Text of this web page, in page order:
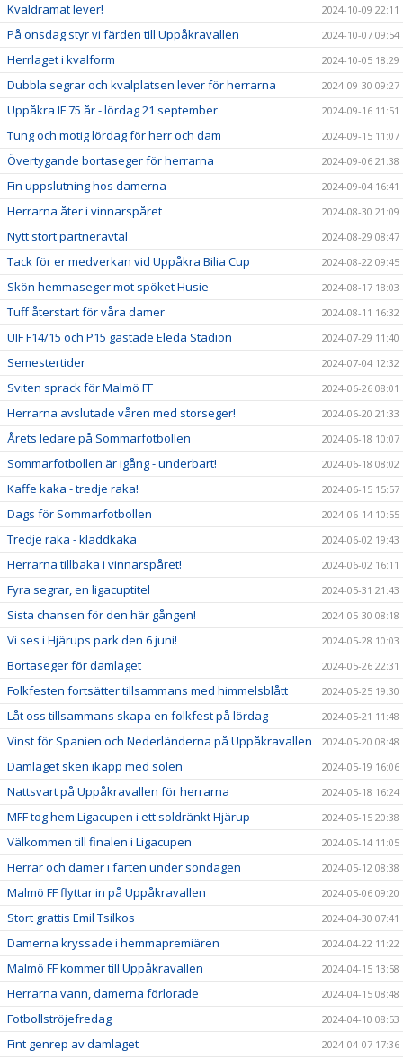
Kvaldramat lever! 2024-10-09 22:11
På onsdag styr vi färden till Uppåkravallen 2024-10-07 09:54
Herrlaget i kvalform 2024-10-05 18:29
Dubbla segrar och kvalplatsen lever för herrarna 2024-09-30 09:27
Uppåkra IF 75 år - lördag 21 september 2024-09-16 11:51
Tung och motig lördag för herr och dam 2024-09-15 11:07
Övertygande bortaseger för herrarna 2024-09-06 21:38
Fin uppslutning hos damerna 2024-09-04 16:41
Herrarna åter i vinnarspåret 2024-08-30 21:09
Nytt stort partneravtal 2024-08-29 08:47
Tack för er medverkan vid Uppåkra Bilia Cup 2024-08-22 09:45
Skön hemmaseger mot spöket Husie 2024-08-17 18:03
Tuff återstart för våra damer 2024-08-11 16:32
UIF F14/15 och P15 gästade Eleda Stadion 2024-07-29 11:40
Semestertider 2024-07-04 12:32
Sviten sprack för Malmö FF 2024-06-26 08:01
Herrarna avslutade våren med storseger! 2024-06-20 21:33
Årets ledare på Sommarfotbollen 2024-06-18 10:07
Sommarfotbollen är igång - underbart! 2024-06-18 08:02
Kaffe kaka - tredje raka! 2024-06-15 15:57
Dags för Sommarfotbollen 2024-06-14 10:55
Tredje raka - kladdkaka 2024-06-02 19:43
Herrarna tillbaka i vinnarspåret! 2024-06-02 16:11
Fyra segrar, en ligacuptitel 2024-05-31 21:43
Sista chansen för den här gången! 2024-05-30 08:18
Vi ses i Hjärups park den 6 juni! 2024-05-28 10:03
Bortaseger för damlaget 2024-05-26 22:31
Folkfesten fortsätter tillsammans med himmelsblått 2024-05-25 19:30
Låt oss tillsammans skapa en folkfest på lördag 2024-05-21 11:48
Vinst för Spanien och Nederländerna på Uppåkravallen 2024-05-20 08:48
Damlaget sken ikapp med solen 2024-05-19 16:06
Nattsvart på Uppåkravallen för herrarna 2024-05-18 16:24
MFF tog hem Ligacupen i ett soldränkt Hjärup 2024-05-15 20:38
Välkommen till finalen i Ligacupen 2024-05-14 11:05
Herrar och damer i farten under söndagen 2024-05-12 08:38
Malmö FF flyttar in på Uppåkravallen 2024-05-06 09:20
Stort grattis Emil Tsilkos 2024-04-30 07:41
Damerna kryssade i hemmapremiären 2024-04-22 11:22
Malmö FF kommer till Uppåkravallen 2024-04-15 13:58
Herrarna vann, damerna förlorade 2024-04-15 08:48
Fotbollströjefredag 2024-04-10 08:53
Fint genrep av damlaget 2024-04-07 17:36